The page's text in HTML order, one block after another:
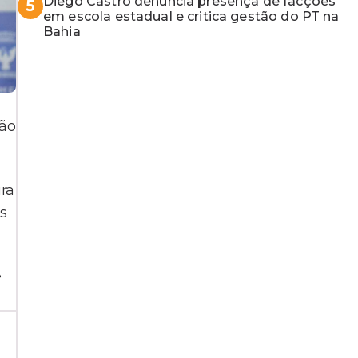
5
em escola estadual e critica gestão do PT na
Bahia